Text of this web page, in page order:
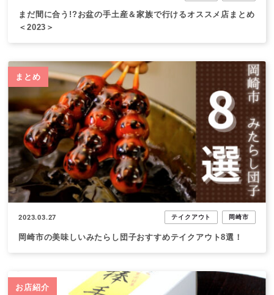
まだ間に合う!?お盆の手土産＆家族で行けるオススメ店まとめ
＜2023＞
まとめ
2023.03.27 テイクアウト 岡崎市
岡崎市の美味しいみたらし団子おすすめテイクアウト8選！
お店紹介